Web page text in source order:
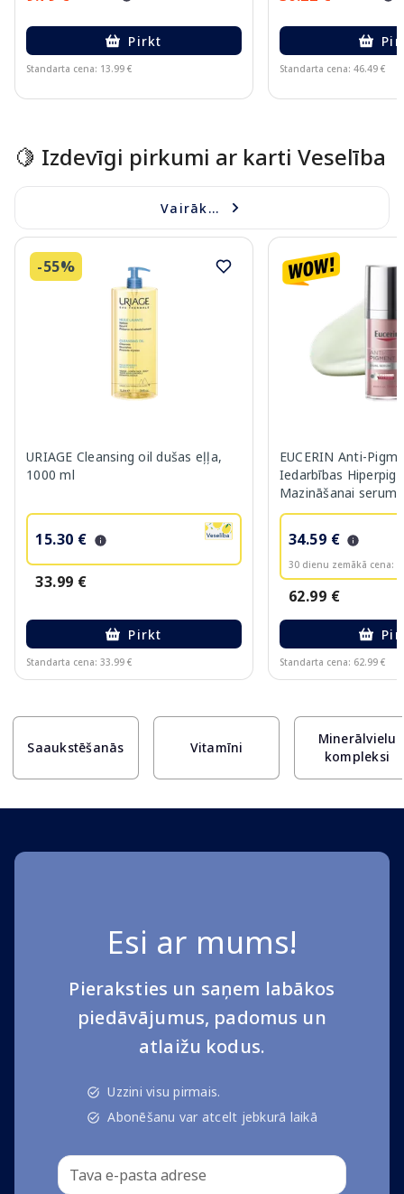
Pirkt
Standarta cena: 13.99 € Standarta cena: 46.49 €
🍋 Izdevīgi pirkumi ar karti Veselība
Vairāk...
-55%
URIAGE Cleansing oil dušas eļļa,
1000 ml
15.30 €
33.99 €
Pirkt
Standarta cena: 33.99 €
EUCERIN Anti-
Iedarbības
Mazināšanai
34.59 €
30 dienu zemākā cena:
62.99 €
Standarta cena: 62.99 €
Saaukstēšanās Vitamīni
Minerālvielu
kompleksi
Esi ar mums!
Pieraksties un saņem labākos
piedāvājumus, padomus un
atlaižu kodus.
Uzzini visu pirmais.
Abonēšanu var atcelt jebkurā laikā